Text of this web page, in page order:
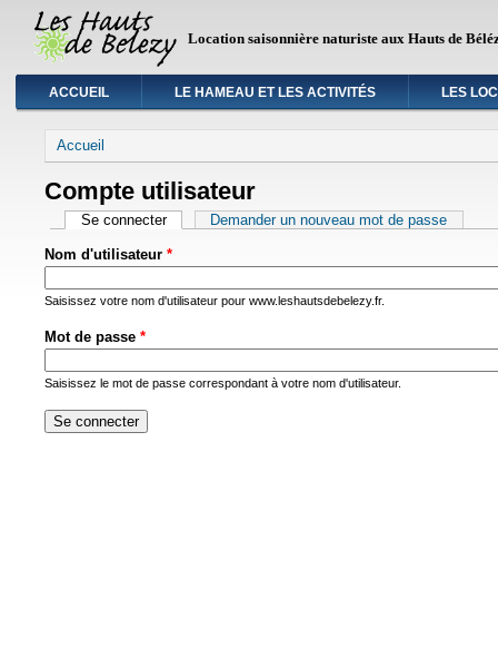
Location saisonnière naturiste aux Hauts de
ACCUEIL LE HAMEAU ET LES ACTIVITÉS LES
Vous êtes ici
Accueil
Compte utilisateur
Primary tabs
Se connecter(onglet actif)Demander un nouveau mot de passe
Nom d'utilisateur *
Saisissez votre nom d'utilisateur pour www.leshautsdebelezy.fr.
Mot de passe *
Saisissez le mot de passe correspondant à votre nom d'utilisateur.